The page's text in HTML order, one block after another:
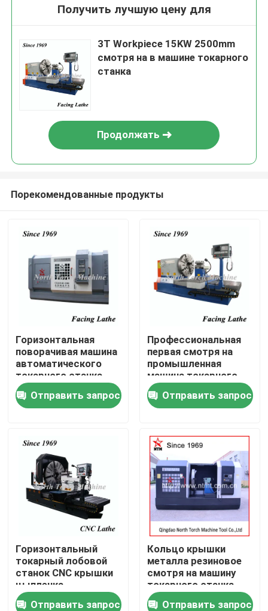
Продукты
О нас
Путешествие фабрики
Проверка качества
Свяжитесь мы
новости
Спросите цитату
Получить лучшую цену для
3T Workpiece 15KW 2500mm
смотря на в машине токарного
станка
Продолжать
Порекомендованные продукты
Горизонтальная
поворачивая машина
автоматического
токарного станка
Cnc смотря на в CNC
обрабатывает
сверхмощное на
Отправить запрос
Профессиональная
первая смотря на
промышленная
машина токарного
станка высокой
точности токарного
станка металла
Отправить запрос
Горизонтальный
токарный лобовой
станок CNC крышки
цыпленка
резинового кольца
Отправить запрос
Кольцо крышки
металла резиновое
смотря на машину
токарного станка
Cnc поворачивая
Отправить запрос